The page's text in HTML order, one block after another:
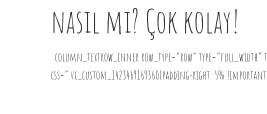
nasıl mı? Çok kolay!
column_textrow_inner row_type=”row”
css=”.vc_custom_1423469169360{padding-right: 5%